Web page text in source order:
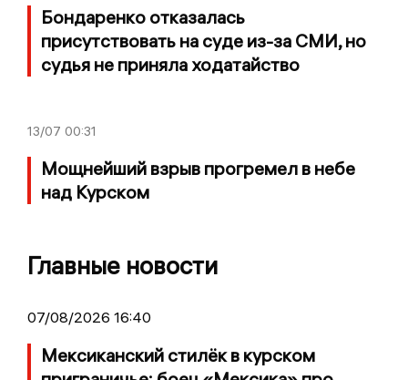
Бондаренко отказалась
присутствовать на суде из-за СМИ, но
судья не приняла ходатайство
13/07 00:31
Мощнейший взрыв прогремел в небе
над Курском
Главные новости
07/08/2026 16:40
Мексиканский стилёк в курском